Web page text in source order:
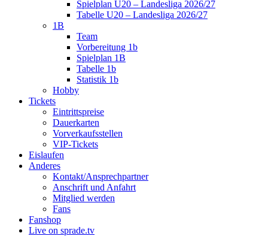
Spielplan U20 – Landesliga 2026/27
Tabelle U20 – Landesliga 2026/27
1B
Team
Vorbereitung 1b
Spielplan 1B
Tabelle 1b
Statistik 1b
Hobby
Tickets
Eintrittspreise
Dauerkarten
Vorverkaufsstellen
VIP-Tickets
Eislaufen
Anderes
Kontakt/Ansprechpartner
Anschrift und Anfahrt
Mitglied werden
Fans
Fanshop
Live on sprade.tv